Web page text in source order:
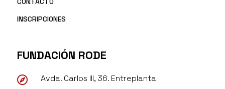
INSCRIPCIONES
FUNDACIÓN RODE

Avda. Carlos III, 36. Entreplanta